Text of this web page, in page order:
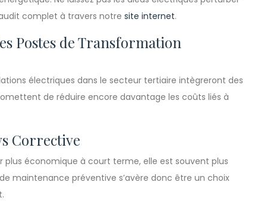
complet à travers notre site internet.
Postes de Transformation
électriques dans le secteur tertiaire intègreront des
de réduire encore davantage les coûts liés à
Corrective
économique à court terme, elle est souvent plus
maintenance préventive s’avère donc être un choix